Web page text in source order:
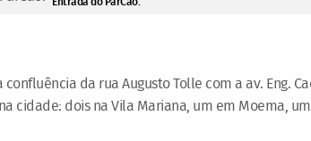
da rua Augusto Tolle com a av. Eng.
cidade: dois na Vila Mariana, um em Moema,